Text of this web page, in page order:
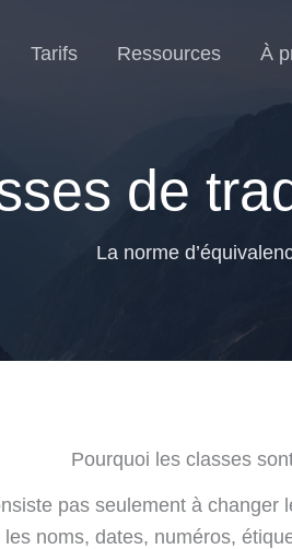
Tarifs Ressources À
de
La norme
Pourquoi les classes
pas seulement à
noms, dates, numéros,